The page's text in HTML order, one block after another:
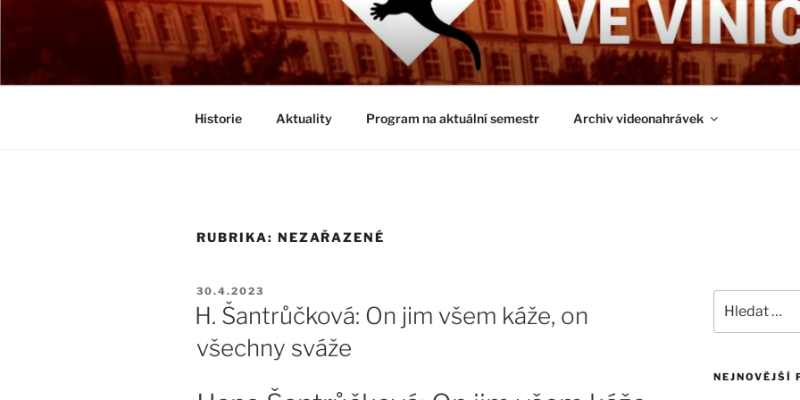
Přejít
webu
BIOLOGICKÉ ČTVRTKY VE
Určeno všem zájemcům o evoluci a obecnější biologická témata
Historie Aktuality Program na aktuální semestr Archiv videonahrávek
RUBRIKA: NEZAŘAZENÉ
PUBLIKOVÁNO
30.4.2023
H. Šantrůčková: On jim všem káže, on
všechny sváže
NEJNOVĚJŠÍ